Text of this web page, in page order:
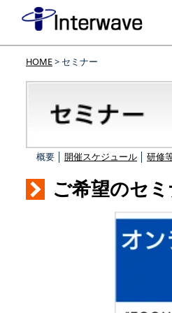
HOME> セミナー
概要 │ 開催スケジュール 研修
ご希望のセ